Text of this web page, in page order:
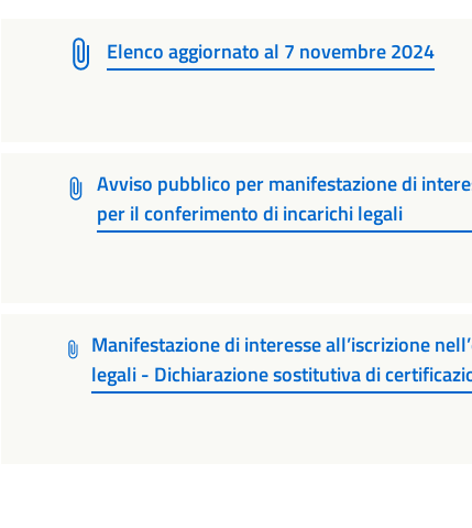
Elenco aggiornato al 7 novembre 2024
Avviso pubblico per manifestazione di
per il conferimento di incarichi legali
Manifestazione di interesse all’iscrizione
legali - Dichiarazione sostitutiva di